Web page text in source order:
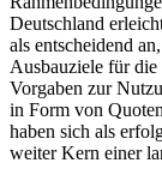
Deutschland
als entscheidend
Ausbauziele für die
Vorgaben zur
in Form von
haben sich als
weiter Kern einer